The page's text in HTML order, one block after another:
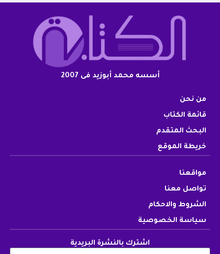
أسسه محمد أبوزيد فى 2007
من نحن
قائمة الكتاب
البحث المتقدم
خريطة الموقع
مواقعنا
تواصل معنا
الشروط والاحكام
سياسة الخصوصية
اشترك بالنشرة البريدية